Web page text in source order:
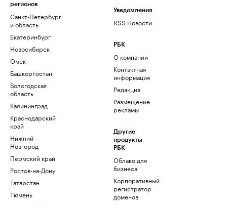
регионов
Санкт-Петербург
и область
Екатеринбург
Новосибирск
Омск
Башкортостан
Вологодская
область
Калининград
Краснодарский
край
Нижний
Новгород
Пермский край
Ростов-на-Дону
Татарстан
Тюмень
Уведомления
RSS Новости
РБК
О компании
Контактная
информация
Редакция
Размещение
рекламы
Другие
продукты
РБК
Облако для
бизнеса
Корпоративный
регистратор
доменов